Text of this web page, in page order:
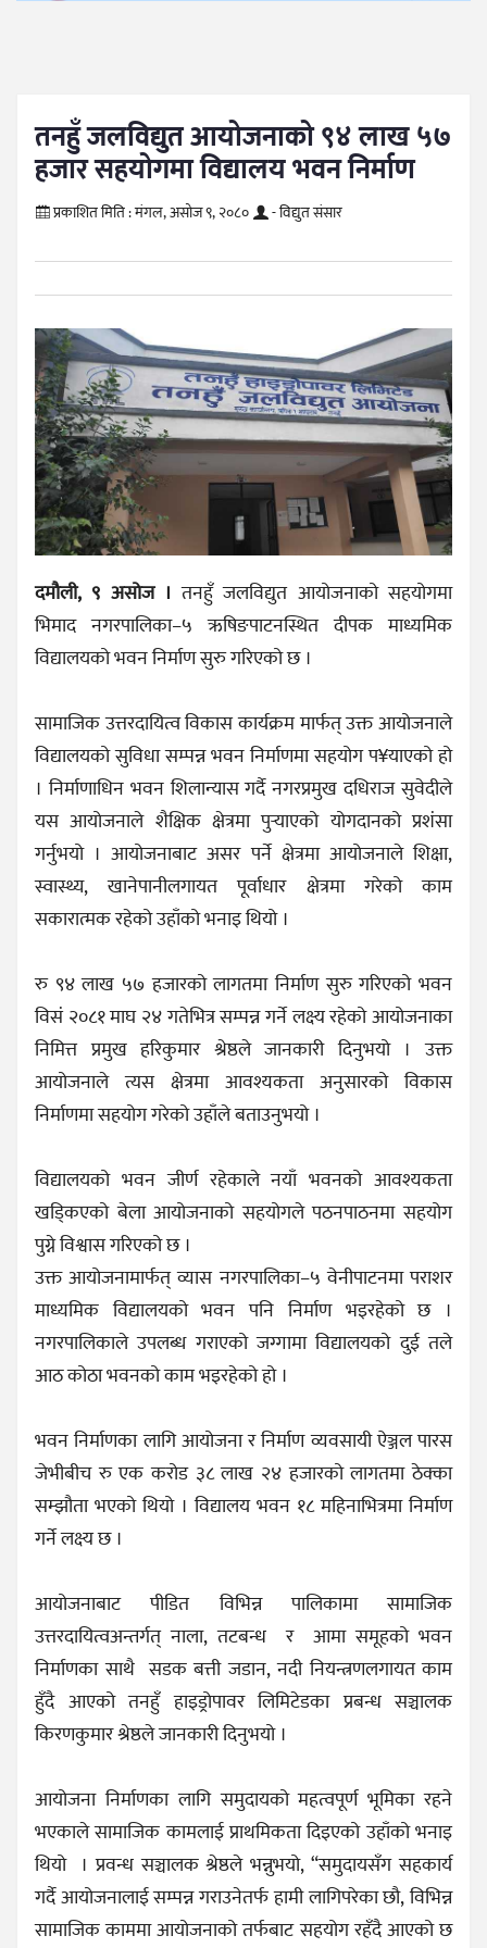
तनहुँ जलविद्युत आयोजनाको ९४ लाख ५७
हजार सहयोगमा विद्यालय भवन निर्माण
प्रकाशित मिति :मंगल, असोज ९, २०८० - विद्युत संसार
दमौली, ९ असोज ।तनहुँ जलविद्युत आयोजनाको सहयोगमा
भिमाद नगरपालिका–५ ऋषिङपाटनस्थित दीपक माध्यमिक
विद्यालयको भवन निर्माण सुरु गरिएको छ ।
सामाजिक उत्तरदायित्व विकास कार्यक्रम मार्फत् उक्त आयोजनाले
विद्यालयको सुविधा सम्पन्न भवन निर्माणमा सहयोग प¥याएको हो
। निर्माणाधिन भवन शिलान्यास गर्दै नगरप्रमुख दधिराज सुवेदीले
यस आयोजनाले शैक्षिक क्षेत्रमा पुर्‍याएको योगदानको प्रशंसा
गर्नुभयो । आयोजनाबाट असर पर्ने क्षेत्रमा आयोजनाले शिक्षा,
स्वास्थ्य, खानेपानीलगायत पूर्वाधार क्षेत्रमा गरेको काम
सकारात्मक रहेको उहाँको भनाइ थियो ।
रु ९४ लाख ५७ हजारको लागतमा निर्माण सुरु गरिएको भवन
विसं २०८१ माघ २४ गतेभित्र सम्पन्न गर्ने लक्ष्य रहेको आयोजनाका
निमित्त प्रमुख हरिकुमार श्रेष्ठले जानकारी दिनुभयो । उक्त
आयोजनाले त्यस क्षेत्रमा आवश्यकता अनुसारको विकास
निर्माणमा सहयोग गरेको उहाँले बताउनुभयो ।
विद्यालयको भवन जीर्ण रहेकाले नयाँ भवनको आवश्यकता
खड्किएको बेला आयोजनाको सहयोगले पठनपाठनमा सहयोग
पुग्ने विश्वास गरिएको छ ।
उक्त आयोजनामार्फत् व्यास नगरपालिका–५ वेनीपाटनमा पराशर
माध्यमिक विद्यालयको भवन पनि निर्माण भइरहेको छ ।
नगरपालिकाले उपलब्ध गराएको जग्गामा विद्यालयको दुई तले
आठ कोठा भवनको काम भइरहेको हो ।
भवन निर्माणका लागि आयोजना र निर्माण व्यवसायी ऐञ्जल पारस
जेभीबीच रु एक करोड ३८ लाख २४ हजारको लागतमा ठेक्का
सम्झौता भएको थियो । विद्यालय भवन १८ महिनाभित्रमा निर्माण
गर्ने लक्ष्य छ ।
आयोजनाबाट पीडित विभिन्न पालिकामा सामाजिक
उत्तरदायित्वअन्तर्गत् नाला, तटबन्ध र आमा समूहको भवन
निर्माणका साथै सडक बत्ती जडान, नदी नियन्त्रणलगायत काम
हुँदै आएको तनहुँ हाइड्रोपावर लिमिटेडका प्रबन्ध सञ्चालक
किरणकुमार श्रेष्ठले जानकारी दिनुभयो ।
आयोजना निर्माणका लागि समुदायको महत्वपूर्ण भूमिका रहने
भएकाले सामाजिक कामलाई प्राथमिकता दिइएको उहाँको भनाइ
थियो । प्रवन्ध सञ्चालक श्रेष्ठले भन्नुभयो, “समुदायसँग सहकार्य
गर्दै आयोजनालाई सम्पन्न गराउनेतर्फ हामी लागिपरेका छौ, विभिन्न
सामाजिक काममा आयोजनाको तर्फबाट सहयोग रहँदै आएको छ